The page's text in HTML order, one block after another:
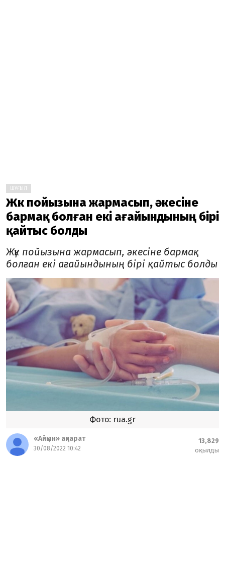
ШҰҒЫЛ
Жүк пойызына жармасып, әкесіне
бармақ болған екі ағайындының бірі
қайтыс болды
Жүк пойызына жармасып, әкесіне бармақ
болған екі ағайындының бірі қайтыс болды
Фото: rua.gr
«Айқын» ақпарат
30/08/2022 10:42
13,829
оқылды